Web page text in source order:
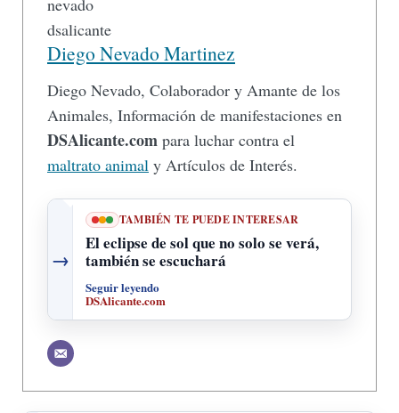
Diego Nevado Martinez
Diego Nevado, Colaborador y Amante de los
Animales, Información de manifestaciones en
DSAlicante.com para luchar contra el
maltrato animal y Artículos de Interés.
→
TAMBIÉN TE PUEDE INTERESAR
El eclipse de sol que no solo se verá,
también se escuchará
Seguir leyendo
DSAlicante.com